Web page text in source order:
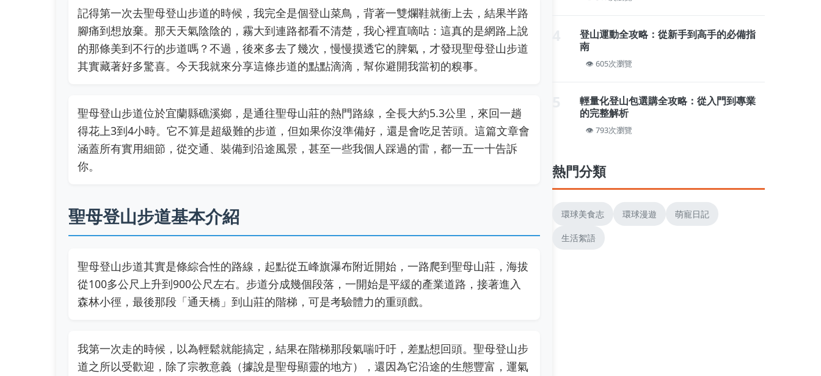
記得第一次去聖母登山步道的時候，我完全是個登山菜鳥，背著一雙爛鞋就衝上去，結果半路
腳痛到想放棄。那天天氣陰陰的，霧大到連路都看不清楚，我心裡直嘀咕：這真的是網路上說
的那條美到不行的步道嗎？不過，後來多去了幾次，慢慢摸透它的脾氣，才發現聖母登山步道
其實藏著好多驚喜。今天我就來分享這條步道的點點滴滴，幫你避開我當初的糗事。
聖母登山步道位於宜蘭縣礁溪鄉，是通往聖母山莊的熱門路線，全長大約5.3公里，來回一趟
得花上3到4小時。它不算是超級難的步道，但如果你沒準備好，還是會吃足苦頭。這篇文章會
涵蓋所有實用細節，從交通、裝備到沿途風景，甚至一些我個人踩過的雷，都一五一十告訴
你。
聖母登山步道基本介紹
聖母登山步道其實是條綜合性的路線，起點從五峰旗瀑布附近開始，一路爬到聖母山莊，海拔
從100多公尺上升到900公尺左右。步道分成幾個段落，一開始是平緩的產業道路，接著進入
森林小徑，最後那段「通天橋」到山莊的階梯，可是考驗體力的重頭戲。
我第一次走的時候，以為輕鬆就能搞定，結果在階梯那段氣喘吁吁，差點想回頭。聖母登山步
道之所以受歡迎，除了宗教意義（據說是聖母顯靈的地方），還因為它沿途的生態豐富，運氣
登山運動全攻略：從新手到高手的必備指
南
605次瀏覽
輕量化登山包選購全攻略：從入門到專業
的完整解析
793次瀏覽
熱門分類
環球美食志 環球漫遊 萌寵日記
生活絮語